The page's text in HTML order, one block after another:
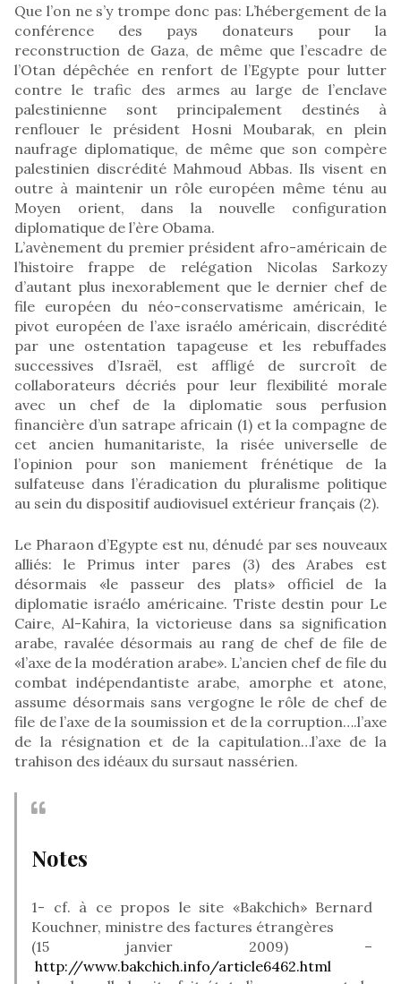
Que l’on ne s’y trompe donc pas: L’hébergement de la
conférence des pays donateurs pour la
reconstruction de Gaza, de même que l’escadre de
l’Otan dépêchée en renfort de l’Egypte pour lutter
contre le trafic des armes au large de l’enclave
palestinienne sont principalement destinés à
renflouer le président Hosni Moubarak, en plein
naufrage diplomatique, de même que son compère
palestinien discrédité Mahmoud Abbas. Ils visent en
outre à maintenir un rôle européen même ténu au
Moyen orient, dans la nouvelle configuration
diplomatique de l’ère Obama.
L’avènement du premier président afro-américain de
l’histoire frappe de relégation Nicolas Sarkozy
d’autant plus inexorablement que le dernier chef de
file européen du néo-conservatisme américain, le
pivot européen de l’axe israélo américain, discrédité
par une ostentation tapageuse et les rebuffades
successives d’Israël, est affligé de surcroît de
collaborateurs décriés pour leur flexibilité morale
avec un chef de la diplomatie sous perfusion
financière d’un satrape africain (1) et la compagne de
cet ancien humanitariste, la risée universelle de
l’opinion pour son maniement frénétique de la
sulfateuse dans l’éradication du pluralisme politique
au sein du dispositif audiovisuel extérieur français (2).
Le Pharaon d’Egypte est nu, dénudé par ses nouveaux
alliés: le Primus inter pares (3) des Arabes est
désormais «le passeur des plats» officiel de la
diplomatie israélo américaine. Triste destin pour Le
Caire, Al-Kahira, la victorieuse dans sa signification
arabe, ravalée désormais au rang de chef de file de
«l’axe de la modération arabe». L’ancien chef de file du
combat indépendantiste arabe, amorphe et atone,
assume désormais sans vergogne le rôle de chef de
file de l’axe de la soumission et de la corruption….l’axe
de la résignation et de la capitulation…l’axe de la
trahison des idéaux du sursaut nassérien.
Notes
1- cf. à ce propos le site «Bakchich» Bernard
Kouchner, ministre des factures étrangères
(15 janvier 2009) –
http://www.bakchich.info/article6462.html